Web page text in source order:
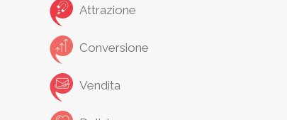
Attrazione
Conversione
Vendita